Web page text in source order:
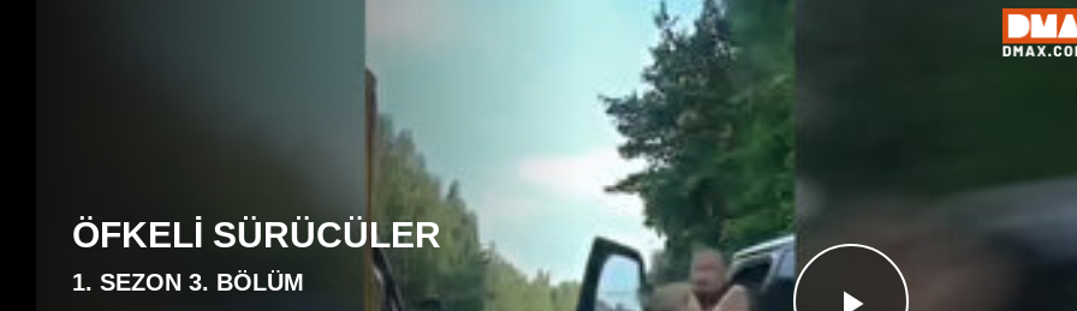
ÖFKELİ SÜRÜCÜLER
1. SEZON 3. BÖLÜM